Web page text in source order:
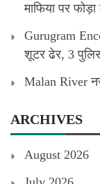
माफिया पर
Gurugram
शूटर ढेर, 3
Malan River
ARCHIVES
August 2026